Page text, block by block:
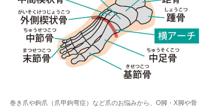
巻き爪や鉤爪（爪甲鉤弯症）など爪のお悩みから、O脚・X脚や骨